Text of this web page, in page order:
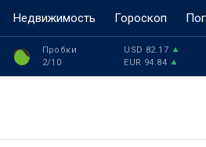
Недвижимость Гороскоп
Пробки
2/10
USD 82.17
EUR 94.84